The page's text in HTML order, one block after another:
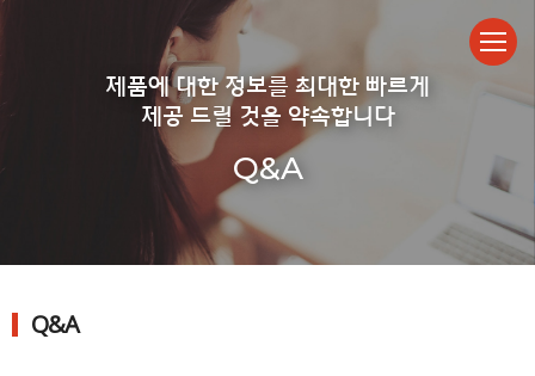
제품에 대한 정보를 최대한 빠르게
제공 드릴 것을 약속합니다
Q&A
Q&A